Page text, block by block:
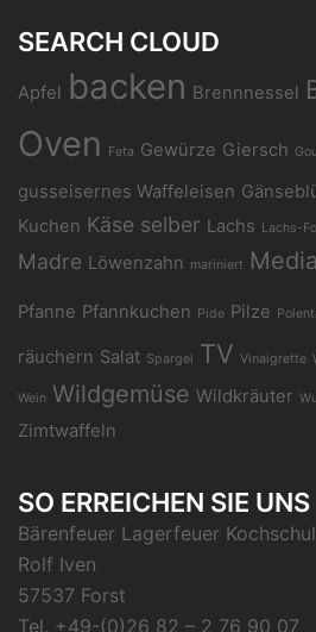
SEARCH CLOUD
Apfel backen Brennnessel
Oven
Feta Gewürze Giersch
gusseisernes Waffeleisen
Kuchen Käse selber Lachs Lachs-
Madre Löwenzahn mariniert Media
Pfanne Pfannkuchen Pide Pilze
räuchern Salat Spargel TV Vinaigrette
Wein Wildgemüse Wildkräuter
Zimtwaffeln
SO ERREICHEN SIE UNS
Bärenfeuer Lagerfeuer
Rolf Iven
57537 Forst
Tel. +49-(0)26 82 – 2 76 90 07